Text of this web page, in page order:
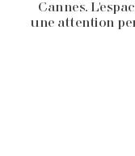
Cannes.
une attention